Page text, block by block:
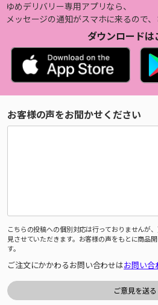
ゆめデリバリー専用アプリなら、
メッセージの通知がスマホに来るので、
ダウンロードは
お客様の声をお聞かせください
こちらの投稿への個別対応は行っておりませんが
見させていただきます。お客様の声をもとに商品
す。
ご注文にかかわるお問い合わせはお問い合